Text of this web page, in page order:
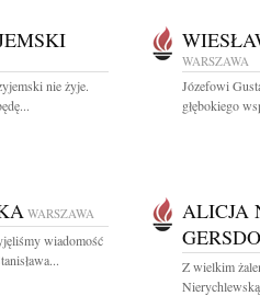
nie żyje.
WARSZAWA
Józefowi
głębokiego
WARSZAWA
wiadomość
ALICJA
Z wielkim